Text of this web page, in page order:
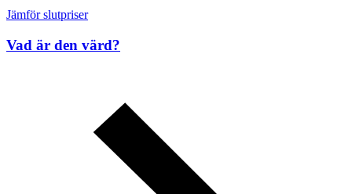
Jämför slutpriser
Vad är den värd?